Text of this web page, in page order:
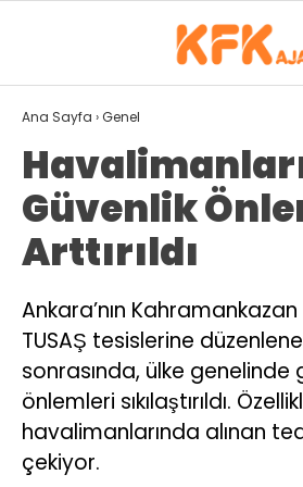
GALERİ VİDEO
GÜNDEM
SPOR
EKONOMI
SIYASET
MAGAZIN
DÜNYA
Ana Sayfa ›Genel
Güvenlik
Arttırıldı
Ankara’nın
TUSAŞ tesislerine
sonrasında, ülke genelinde
önlemleri sıkılaştırıldı.
havalimanlarında alınan
çekiyor.